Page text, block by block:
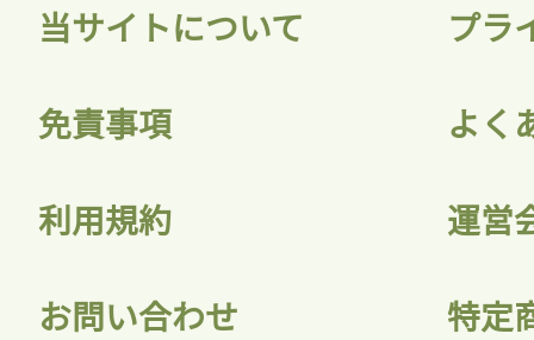
会員登録
当サイトについて プラ
免責事項 よく
利用規約 運営
お問い合わせ 特定